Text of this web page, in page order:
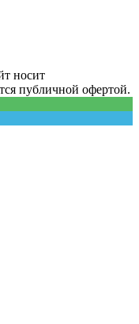
носит
публичной офертой.